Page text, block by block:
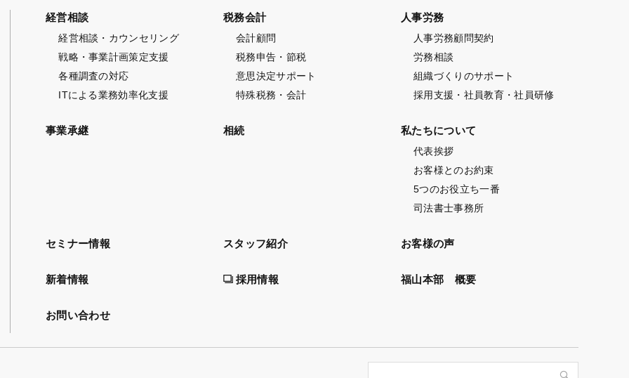
経営相談
経営相談・カウンセリング
戦略・事業計画策定支援
各種調査の対応
ITによる業務効率化支援
税務会計
会計顧問
税務申告・節税
意思決定サポート
特殊税務・会計
人事労務
人事労務顧問契約
労務相談
組織づくりのサポート
採用支援・社員教育・社員研修
事業承継 相続 私たちについて
代表挨拶
お客様とのお約束
5つのお役立ち一番
司法書士事務所
セミナー情報 スタッフ紹介 お客様の声
新着情報 採用情報 福山本部 概要
お問い合わせ